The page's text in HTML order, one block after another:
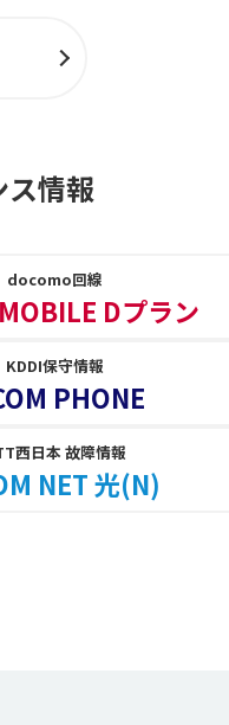
ス情報
docomo回線
Dプラン
KDDI保守情報
PHONE
西日本 故障情報
NET 光(N)